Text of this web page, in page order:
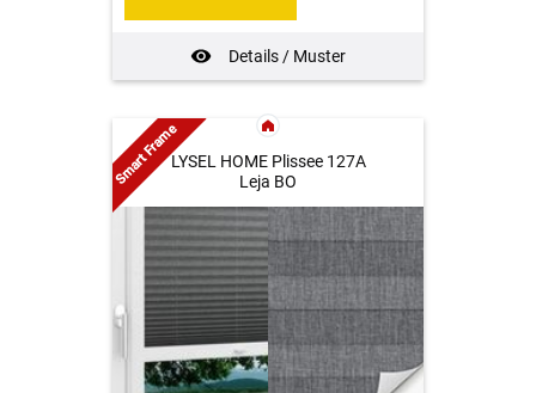
Details / Muster
LYSEL HOME Plissee 127A
Leja BO
Smart Frame